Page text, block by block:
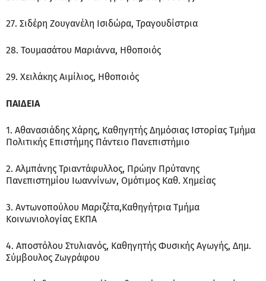
27. Σιδέρη Ζουγανέλη Ισιδώρα, Τραγουδίστρια
28. Τουμασάτου Μαριάννα, Ηθοποιός
29. Χειλάκης Αιμίλιος, Ηθοποιός
ΠΑΙΔΕΙΑ
1. Αθανασιάδης Χάρης, Καθηγητής Δημόσιας Ιστορίας Τμήμα
Πολιτικής Επιστήμης Πάντειο Πανεπιστήμιο
2. Αλμπάνης Τριαντάφυλλος, Πρώην Πρύτανης
Πανεπιστημίου Ιωαννίνων, Ομότιμος Καθ. Χημείας
3. Αντωνοπούλου Μαριζέτα,Καθηγήτρια Τμήμα
Κοινωνιολογίας ΕΚΠΑ
4. Αποστόλου Στυλιανός, Καθηγητής Φυσικής Αγωγής, Δημ.
Σύμβουλος Ζωγράφου